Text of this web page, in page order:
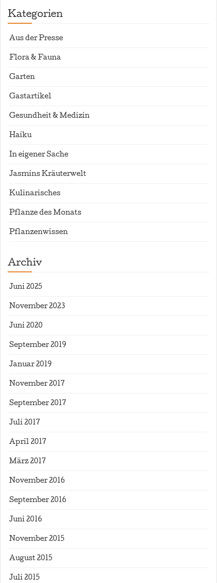
Kategorien
Aus der Presse
Flora & Fauna
Garten
Gastartikel
Gesundheit & Medizin
Haiku
In eigener Sache
Jasmins Kräuterwelt
Kulinarisches
Pflanze des Monats
Pflanzenwissen
Archiv
Juni 2025
November 2023
Juni 2020
September 2019
Januar 2019
November 2017
September 2017
Juli 2017
April 2017
März 2017
November 2016
September 2016
Juni 2016
November 2015
August 2015
Juli 2015